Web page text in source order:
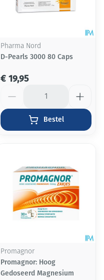
Pharma Nord
D-Pearls 3000 80 Caps
€ 19,95
Bestel
Promagnor
Promagnor: Hoog
Gedoseerd Magnesium